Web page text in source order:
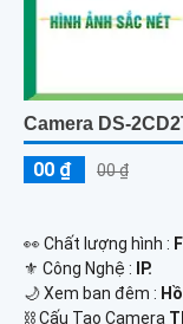
Camera DS-
00 ₫ 00 ₫
️👀 Chất lượng hình :
⚜️ Công Nghệ :
IP.
🌙 Xem ban đêm :
⛓ Cấu Tạo Camera